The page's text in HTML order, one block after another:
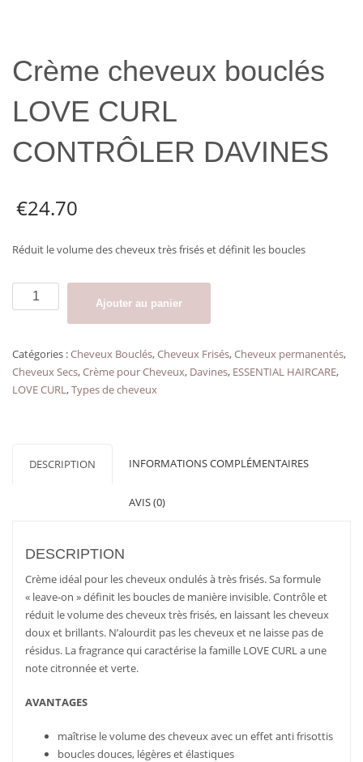
Crème cheveux bouclés
LOVE CURL
CONTRÔLER DAVINES
€24.70
Réduit le volume des cheveux très frisés et définit les boucles
quantité
de
bouclés
LOVE
CURL
Ajouter au panier
Catégories :Cheveux Bouclés,Cheveux Frisés,Cheveux permanentés,
Cheveux Secs,Crème pour Cheveux, Davines, ESSENTIAL HAIRCARE,
LOVE CURL,Types de cheveux
DESCRIPTION INFORMATIONS COMPLÉMENTAIRES
AVIS (0)
DESCRIPTION
Crème idéal pour les cheveux ondulés à très frisés. Sa formule
« leave-on » définit les boucles de manière invisible. Contrôle et
réduit le volume des cheveux très frisés, en laissant les cheveux
doux et brillants. N’alourdit pas les cheveux et ne laisse pas de
résidus. La fragrance qui caractérise la famille LOVE CURL a une
note citronnée et verte.
AVANTAGES
maîtrise le volume des cheveux avec un effet anti frisottis
boucles douces, légères et élastiques